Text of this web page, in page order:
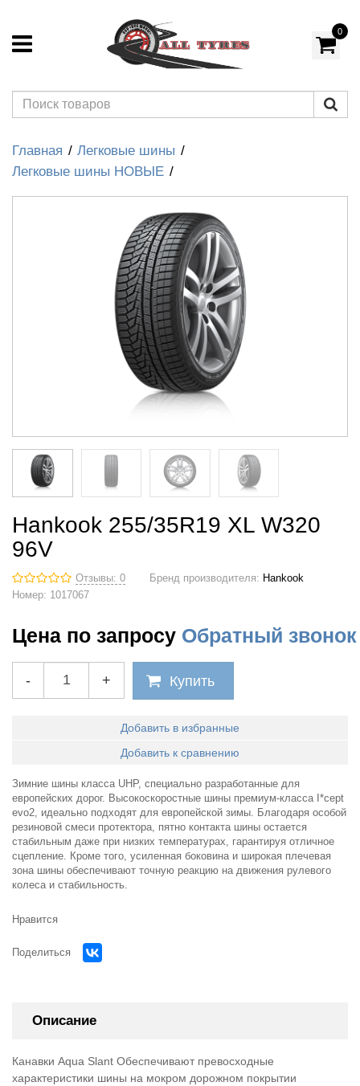
0
Главная
Легковые шины
Легковые шины НОВЫЕ
Hankook 255/35R19 XL W320
96V
Отзывы: 0 Бренд производителя: Hankook
Номер: 1017067
Цена по запросу Обратный звонок
- + Купить
Добавить в избранные
Добавить к сравнению
Зимние шины класса UHP, специально разработанные для
европейских дорог. Высокоскоростные шины премиум-класса I*cept
evo2, идеально подходят для европейской зимы. Благодаря особой
резиновой смеси протектора, пятно контакта шины остается
стабильным даже при низких температурах, гарантируя отличное
сцепление. Кроме того, усиленная боковина и широкая плечевая
зона шины обеспечивают точную реакцию на движения рулевого
колеса и стабильность.
Нравится
Поделиться
Описание
Канавки Aqua Slant Обеспечивают превосходные
характеристики шины на мокром дорожном покрытии